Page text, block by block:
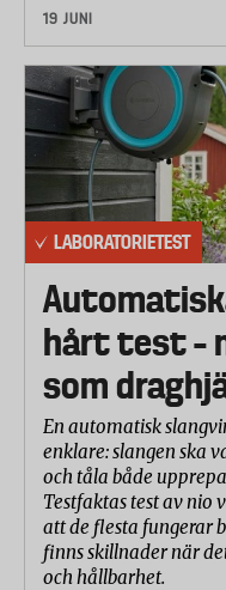
Samtliga fabrikat utom
visa skillnaden mellan de
jämförpriser per rulle,
förpackningsstorlek av
Laboratorietestet
Testet har utförts enligt
12625 samt laboratoriets
följande delmoment:
Teknisk mätning; T
och tjocklek mäts.
Penetrationsmotstånd
Pappret spänns fast löst
storleken på ett
19 JUNI
LABORATORIETEST
hårt test –
som
En automatisk
enklare: slangen ska
och tåla både
Testfaktas test av nio
att de flesta fungerar
finns skillnader när
och hållbarhet.